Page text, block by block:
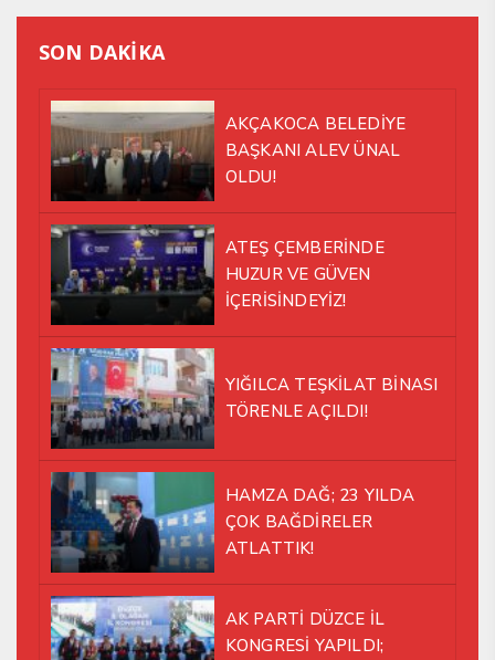
SON DAKİKA
AKÇAKOCA BELEDİYE
BAŞKANI ALEV ÜNAL
OLDU!
ATEŞ ÇEMBERİNDE
HUZUR VE GÜVEN
İÇERİSİNDEYİZ!
YIĞILCA TEŞKİLAT BİNASI
TÖRENLE AÇILDI!
HAMZA DAĞ; 23 YILDA
ÇOK BAĞDİRELER
ATLATTIK!
AK PARTİ DÜZCE İL
KONGRESİ YAPILDI;